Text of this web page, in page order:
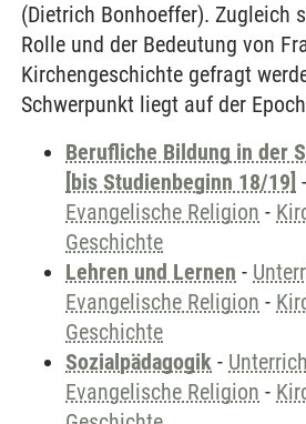
(Dietrich Bonhoeffer). Zugleich
Rolle und der Bedeutung von
Kirchengeschichte gefragt
Schwerpunkt liegt auf der
Berufliche Bildung in der
[bis Studienbeginn 18/19] -
Evangelische Religion -
Geschichte
Lehren und Lernen -
Evangelische Religion -
Geschichte
Sozialpädagogik -
Evangelische Religion -